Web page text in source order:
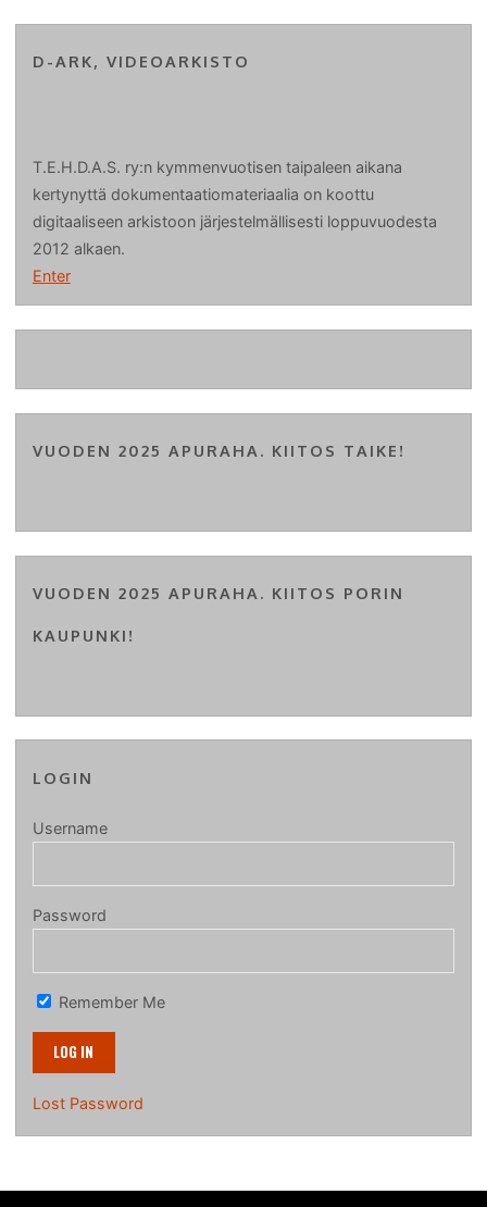
D-ARK, VIDEOARKISTO
T.E.H.D.A.S. ry:n kymmenvuotisen taipaleen aikana
kertynyttä dokumentaatiomateriaalia on koottu
digitaaliseen arkistoon järjestelmällisesti loppuvuodesta
2012 alkaen.
Enter
VUODEN 2025 APURAHA. KIITOS TAIKE!
VUODEN 2025 APURAHA. KIITOS PORIN
KAUPUNKI!
LOGIN
Username
Password
Remember Me
Lost Password